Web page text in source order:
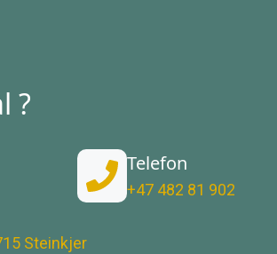
?
Telefon
+47 482 81 902
Steinkjer